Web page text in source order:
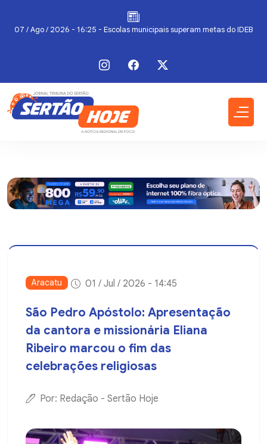
07 / Ago / 2026 - 16:25 - Escolas municipais superam metas do IDEB
06 / Ago / 2026 - 12:00 - Prefeitura divulga programação das
Aracatu 01 / Jul / 2026 - 14:45
São Pedro Apóstolo: Apresentação
da cantora e missionária Eliana
Ribeiro marcou o fim das
celebrações religiosas
Por: Redação - Sertão Hoje